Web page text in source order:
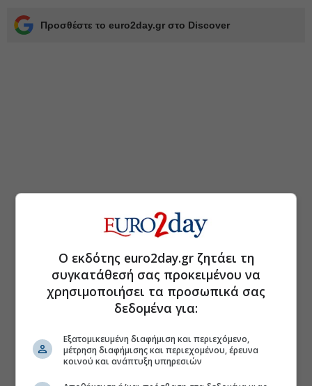
Προσθέστε το euro2day.gr στο Discover
Ο εκδότης euro2day.gr ζητάει τη
συγκατάθεσή σας προκειμένου να
χρησιμοποιήσει τα προσωπικά σας
δεδομένα για:
Εξατομικευμένη διαφήμιση και περιεχόμενο,
μέτρηση διαφήμισης και περιεχομένου, έρευνα
κοινού και ανάπτυξη υπηρεσιών